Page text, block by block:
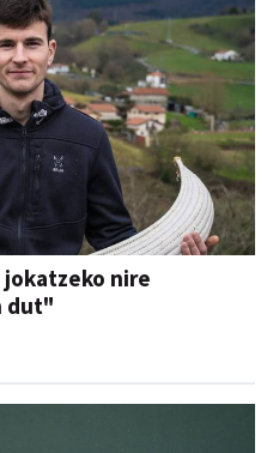
nire
dut"